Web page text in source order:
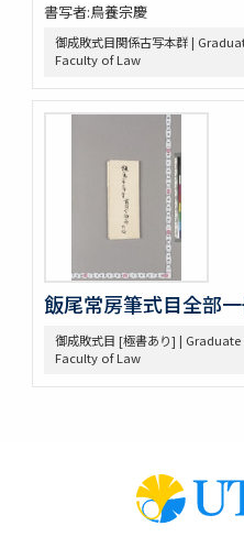
奥坊主組頭記録
佐野堀田家関係史料
堀田家記録
堀田家記録 公私緊要
佐野年寄分限帳
武蔵国下奈良村吉田市右衛門家
利根川用水書類
吉田家雑書類
吉田家江戸町書類
近世法制史料
江戸幕府法制史料
政要
御制条
御条目類集
旧幕府引継書目録
旧幕府評定所書類目録
書写者:鳥養宗慶
御成敗式目関係古写本群 |
Faculty of Law
飯尾常房筆式目全部
御成敗式目 [極書あり] |
Faculty of Law